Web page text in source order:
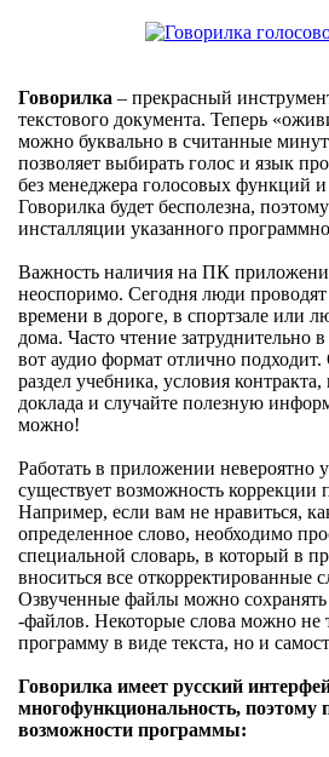
Говорилка – прекрасный
текстового документа. Теперь
можно буквально в считанные
позволяет выбирать голос и язык
без менеджера голосовых функций
Говорилка будет бесполезна,
инсталляции указанного
Важность наличия на ПК
неоспоримо. Сегодня люди
времени в дороге, в спортзале или
дома. Часто чтение затруднительно
вот аудио формат отлично
раздел учебника, условия
доклада и случайте полезную
можно!
Работать в приложении невероятно
существует возможность коррекции
Например, если вам не нравиться,
определенное слово, необходимо
специальной словарь, в который в
вноситься все откорректированные
Озвученные файлы можно
-файлов. Некоторые слова можно не
программу в виде текста, но и
Говорилка имеет русский
многофункциональность, поэтому
возможности программы: